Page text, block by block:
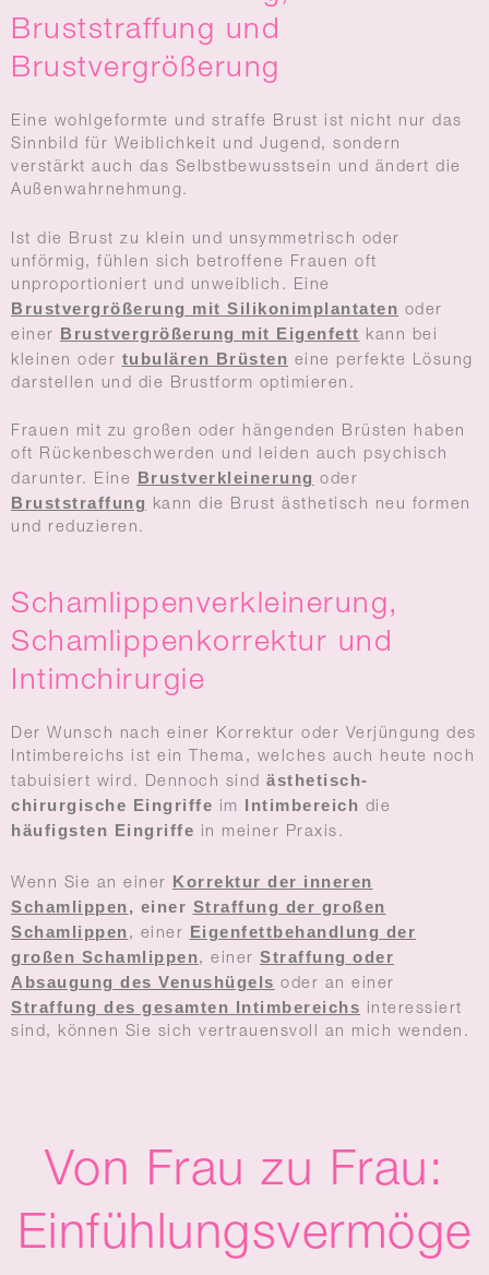
Bruststraffung und
Brustvergrößerung
Eine wohlgeformte und straffe Brust ist nicht nur das
Sinnbild für Weiblichkeit und Jugend, sondern
verstärkt auch das Selbstbewusstsein und ändert die
Außenwahrnehmung.
Ist die Brust zu klein und unsymmetrisch oder
unförmig, fühlen sich betroffene Frauen oft
unproportioniert und unweiblich. Eine
Brustvergrößerung mit Silikonimplantaten oder
einer
Brustvergrößerung mit Eigenfett kann bei
kleinen oder tubulären Brüsten eine perfekte Lösung
darstellen und die Brustform optimieren.
Frauen mit zu großen oder hängenden Brüsten haben
oft Rückenbeschwerden und leiden auch psychisch
darunter. Eine
Brustverkleinerung oder
Bruststraffung
kann die Brust ästhetisch neu formen
und reduzieren.
Schamlippenverkleinerung,
Schamlippenkorrektur und
Intimchirurgie
Der Wunsch nach einer Korrektur oder Verjüngung des
Intimbereichs ist ein Thema, welches auch heute noch
tabuisiert wird. Dennoch sind ästhetisch-
chirurgische Eingriffe im Intimbereich die
häufigsten Eingriffe in meiner Praxis.
Wenn Sie an einer
Korrektur der inneren
Schamlippen, einer Straffung der großen
Schamlippen , einer
Eigenfettbehandlung der
großen Schamlippen, einer Straffung oder
Absaugung des Venushügels oder an einer
Straffung des gesamten Intimbereichs interessiert
sind, können Sie sich vertrauensvoll an mich wenden.
Von Frau zu Frau:
Einfühlungsvermöge